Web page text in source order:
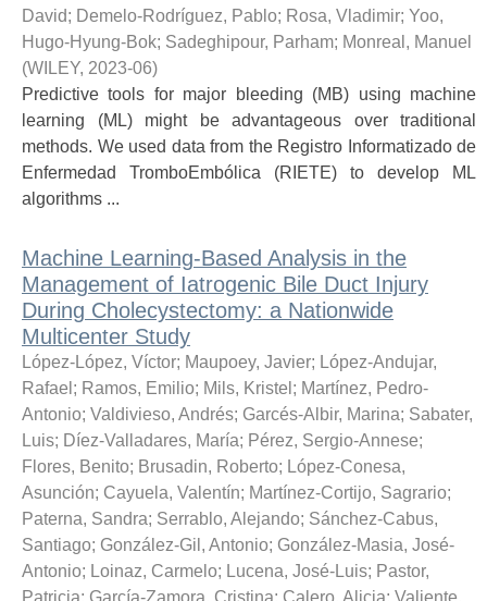
David; Demelo-Rodríguez, Pablo; Rosa, Vladimir; Yoo,
Hugo-Hyung-Bok; Sadeghipour, Parham; Monreal, Manuel
(WILEY, 2023-06)
Predictive tools for major bleeding (MB) using machine
learning (ML) might be advantageous over traditional
methods. We used data from the Registro Informatizado de
Enfermedad TromboEmbólica (RIETE) to develop ML
algorithms ...
Machine Learning-Based Analysis in the
Management of Iatrogenic Bile Duct Injury
During Cholecystectomy: a Nationwide
Multicenter Study
López-López, Víctor; Maupoey, Javier; López-Andujar,
Rafael ; Ramos, Emilio; Mils, Kristel ; Martínez, Pedro-
Antonio; Valdivieso, Andrés; Garcés-Albir, Marina; Sabater,
Luis; Díez-Valladares, María; Pérez, Sergio-Annese;
Flores, Benito; Brusadin, Roberto; López-Conesa,
Asunción; Cayuela, Valentín; Martínez-Cortijo, Sagrario;
Paterna, Sandra; Serrablo, Alejando; Sánchez-Cabus,
Santiago; González-Gil, Antonio; González-Masia, José-
Antonio; Loinaz, Carmelo; Lucena, José-Luis; Pastor,
Patricia; García-Zamora, Cristina; Calero, Alicia; Valiente,